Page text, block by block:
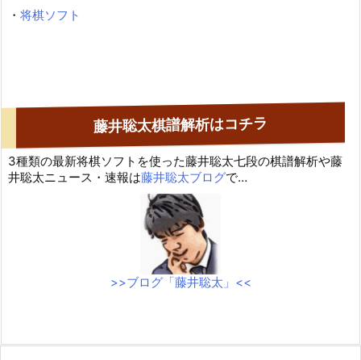
・ 将棋ソフト
藤井聡太棋譜解析はコチラ
3種類の最新将棋ソフトを使った藤井聡太七段の棋譜解析や藤
井聡太ニュース・速報は藤井聡太ブログで…
>>ブログ「藤井聡太」<<